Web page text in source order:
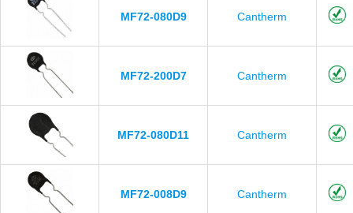
MF72-080D9 Cantherm
MF72-200D7 Cantherm
MF72-080D11 Cantherm
MF72-008D9 Cantherm